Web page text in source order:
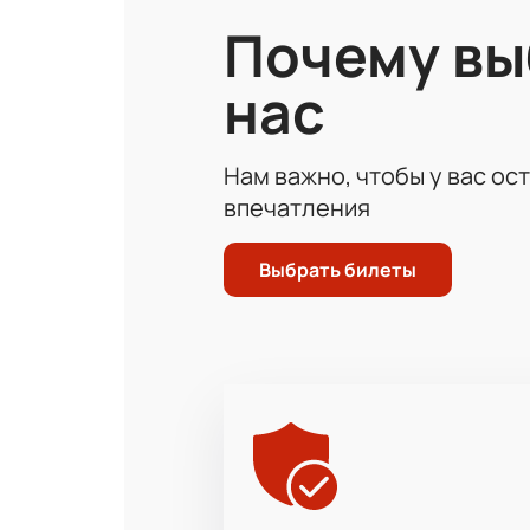
чемпионате. Болельщики смогут
Не упустите возможность стать
ваш шанс увидеть игру двух
билеты на нашем сайте и
Почему
нас
Нам важно, чтобы у вас
впечатления
Выбрать билеты